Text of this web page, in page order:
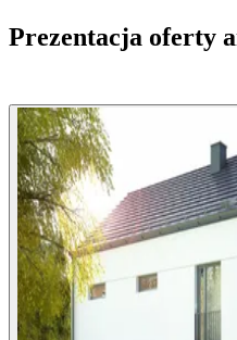
Prezentacja oferty